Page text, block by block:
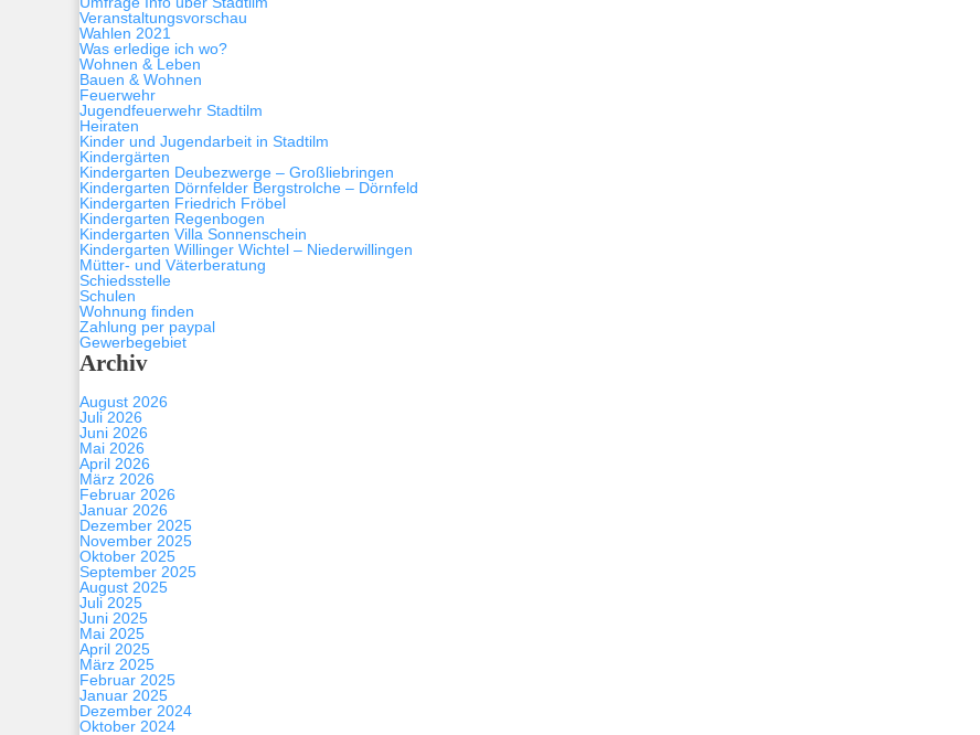
Veranstaltungsvorschau
Wahlen 2021
Was erledige ich wo?
Wohnen & Leben
Bauen & Wohnen
Feuerwehr
Jugendfeuerwehr Stadtilm
Heiraten
Kinder und Jugendarbeit in Stadtilm
Kindergärten
Kindergarten Deubezwerge – Großliebringen
Kindergarten Dörnfelder Bergstrolche – Dörnfeld
Kindergarten Friedrich Fröbel
Kindergarten Regenbogen
Kindergarten Villa Sonnenschein
Kindergarten Willinger Wichtel – Niederwillingen
Mütter- und Väterberatung
Schiedsstelle
Schulen
Wohnung finden
Zahlung per paypal
Gewerbegebiet
Archiv
August 2026
Juli 2026
Juni 2026
Mai 2026
April 2026
März 2026
Februar 2026
Januar 2026
Dezember 2025
November 2025
Oktober 2025
September 2025
August 2025
Juli 2025
Juni 2025
Mai 2025
April 2025
März 2025
Februar 2025
Januar 2025
Dezember 2024
Oktober 2024